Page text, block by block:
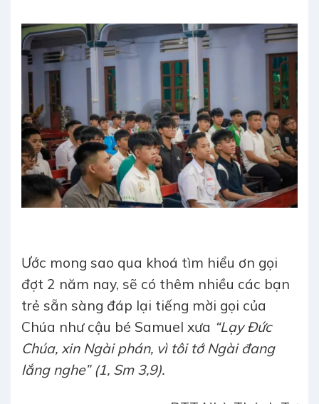
Ước mong sao qua khoá tìm hiểu ơn gọi
đợt 2 năm nay, sẽ có thêm nhiều các bạn
trẻ sẵn sàng đáp lại tiếng mời gọi của
Chúa như cậu bé Samuel xưa “Lạy Đức
Chúa, xin Ngài phán, vì tôi tớ Ngài đang
lắng nghe” (1, Sm 3,9).